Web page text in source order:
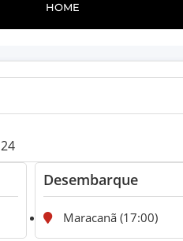
HOME
24
Desembarque
Maracanã (17:00)